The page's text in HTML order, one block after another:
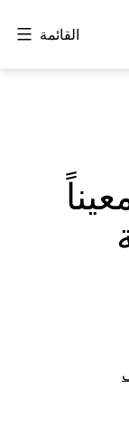
القائمة
(747) معيناً